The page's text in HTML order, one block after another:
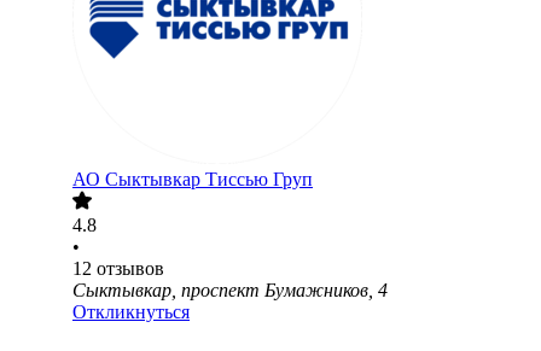
АО Сыктывкар Тиссью Груп
4.8
•
12 отзывов
Сыктывкар, проспект Бумажников, 4
Откликнуться